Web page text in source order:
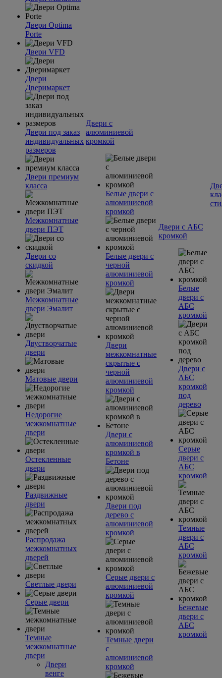
Двери Optima
Porte
Двери VFD
Двери
Дверимаркет
Двери под заказ
индивидуальных
размеров
Двери премиум
класса
Межкомнатные
двери ПЭТ
Двери со
скидкой
Межкомнатные
двери Эмалит
Двустворчатые
двери
Матовые двери
Недорогие
межкомнатные
двери
Остекленные
двери
Раздвижные
двери
Распродажа
межкомнатных
дверей
Светлые двери
Серые двери
Темные
межкомнатные
двери
Двери
венге
Двери с
алюминиевой
кромкой
Белые двери с
алюминиевой
кромкой
Белые двери с
черной
алюминиевой
кромкой
Двери
межкомнатные
скрытые с
черной
алюминиевой
кромкой
Двери с
алюминиевой
кромкой в
Бетоне
Двери под
дерево с
алюминиевой
кромкой
Серые двери с
алюминиевой
кромкой
Темные двери
с
алюминиевой
кромкой
Двери с АБС
кромкой
Белые
двери с
АБС
кромкой
Двери с
АБС
кромкой
под
дерево
Серые
двери с
АБС
кромкой
Темные
двери с
АБС
кромкой
Бежевые
двери с
АБС
кромкой